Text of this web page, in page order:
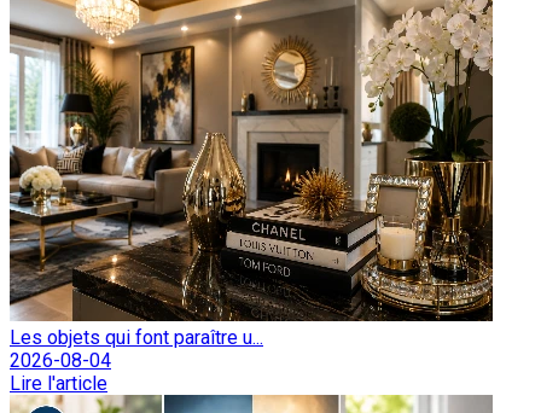
Les objets qui font paraître u...
2026-08-04
Lire l'article